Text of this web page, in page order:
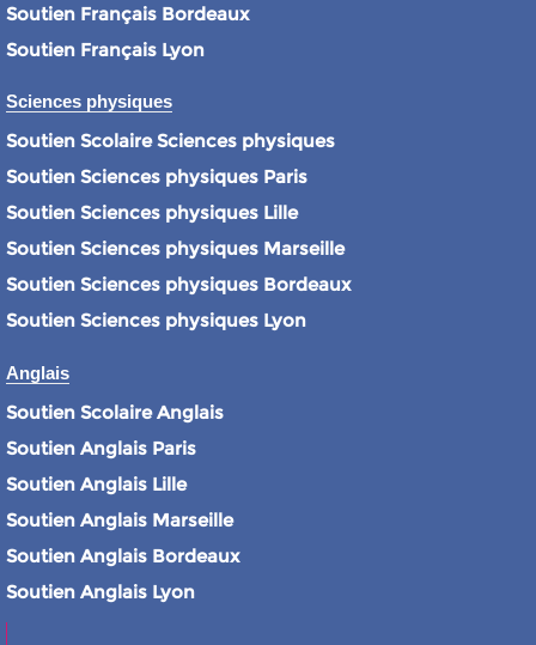
Soutien Français Bordeaux
Soutien Français Lyon
Sciences physiques
Soutien Scolaire Sciences physiques
Soutien Sciences physiques Paris
Soutien Sciences physiques Lille
Soutien Sciences physiques Marseille
Soutien Sciences physiques Bordeaux
Soutien Sciences physiques Lyon
Anglais
Soutien Scolaire Anglais
Soutien Anglais Paris
Soutien Anglais Lille
Soutien Anglais Marseille
Soutien Anglais Bordeaux
Soutien Anglais Lyon